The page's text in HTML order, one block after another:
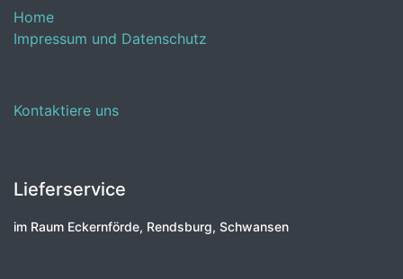
Home
Impressum und Datenschutz
Kontaktiere uns
Lieferservice
im Raum Eckernförde, Rendsburg, Schwansen